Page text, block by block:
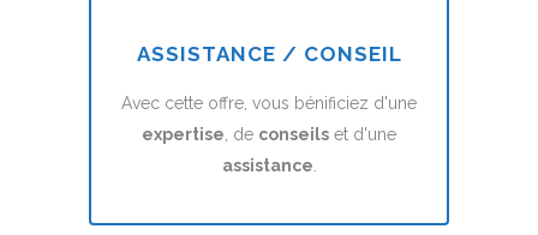
ASSISTANCE / CONSEIL
Avec cette offre, vous bénificiez d'une
expertise, de conseils et d'une
assistance.